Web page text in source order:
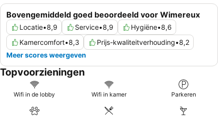
Bovengemiddeld goed beoordeeld voor Wimereux
Locatie•8,9 Service•8,9 Hygiëne•8,6
Kamercomfort•8,3 Prijs-kwaliteitverhouding•8,2
Meer scores weergeven
Topvoorzieningen
Wifi in de lobby Wifi in kamer Parkeren